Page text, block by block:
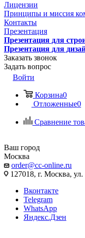
Лицензии
Принципы и миссия
Контакты
Презентация
Презентация для
Презентация для
Заказать звонок
Задать вопрос
Войти
Корзина0
Отложенные0
Сравнение
Ваш город
Москва
order@cc-online.ru
127018, г. Москва,
Вконтакте
Telegram
WhatsApp
Яндекс.Дзен